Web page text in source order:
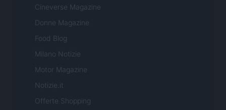
Cineverse Magazine
Donne Magazine
Food Blog
Milano Notizie
Motor Magazine
Notizie.it
Offerte Shopping